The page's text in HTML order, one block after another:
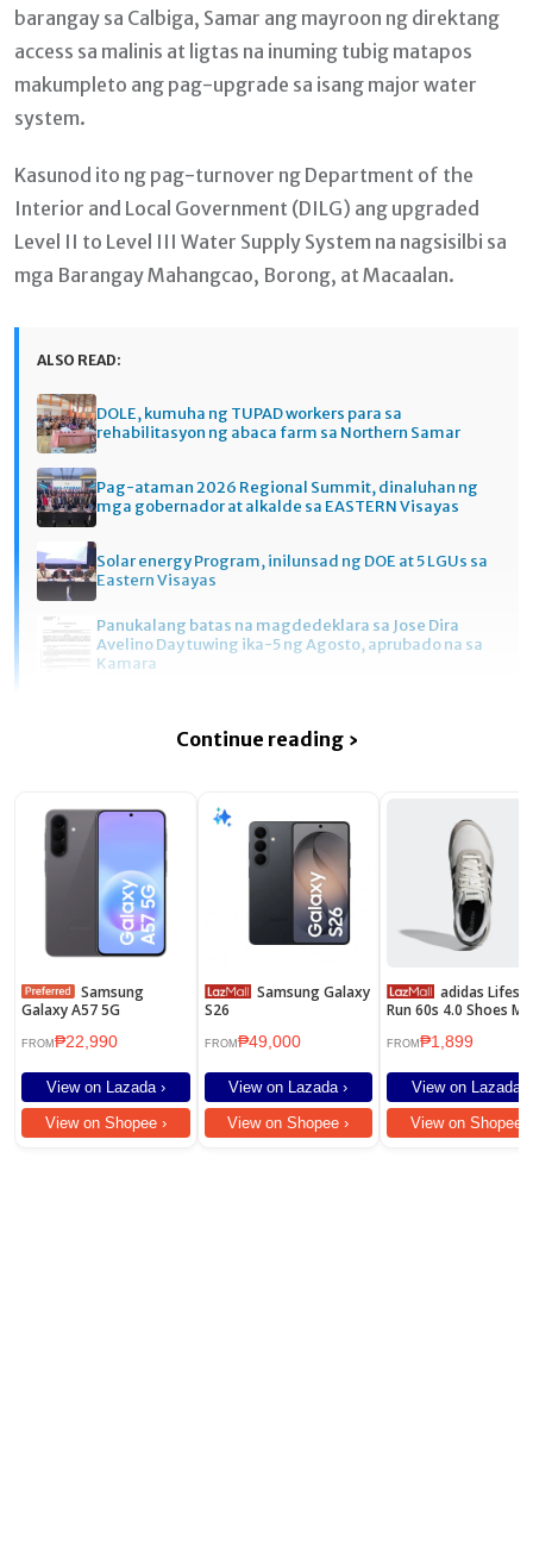
barangay sa Calbiga, Samar ang mayroon ng direktang
access sa malinis at ligtas na inuming tubig matapos
makumpleto ang pag-upgrade sa isang major water
system.
Kasunod ito ng pag-turnover ng Department of the
Interior and Local Government (DILG) ang upgraded
Level II to Level III Water Supply System na nagsisilbi sa
mga Barangay Mahangcao, Borong, at Macaalan.
ALSO READ:
DOLE, kumuha ng TUPAD workers para sa
rehabilitasyon ng abaca farm sa Northern Samar
Pag-ataman 2026 Regional Summit, dinaluhan ng
mga gobernador at alkalde sa EASTERN Visayas
Solar energy Program, inilunsad ng DOE at 5 LGUs sa
Eastern Visayas
Panukalang batas na magdedeklara sa Jose Dira
Avelino Day tuwing ika-5 ng Agosto, aprubado na sa
Kamara
Continue reading ›
Samsung
Galaxy A57 5G
FROM ₱22,990
View on Lazada ›
View on Shopee ›
Samsung Galaxy
S26
FROM ₱49,000
View on Lazada ›
View on Shopee ›
Run 60s 4.0 Shoes
FROM₱1,899
View on Lazada ›
View on Shopee ›